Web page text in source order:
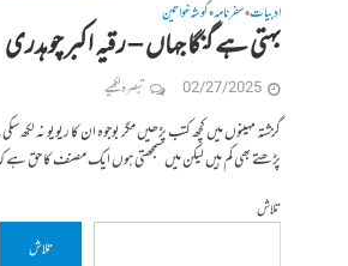
ادبیات•سفرنامہ•گوشہ خواتین
بہتی ہے گنگا جہاں – رقیہ اکبر چوہدری
02/27/2025 تبصرہ لکھیے
گزشتہ مہینوں میں کچھ کتب پڑھیں مگر بوجوہ ان کا ریویو نہ لکھ
پڑھتے بھی کم ہیں لیکن میں سمجھتی ہوں ایک مصنف کا حق
تلاش
تلاش